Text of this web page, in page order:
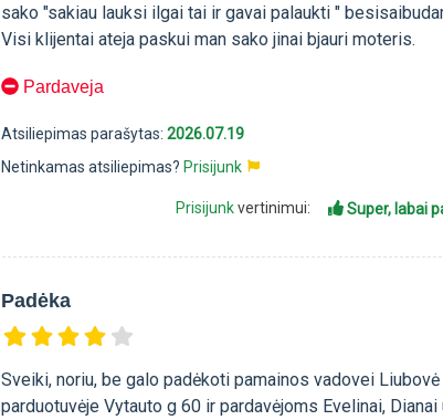
sako "sakiau lauksi ilgai tai ir gavai palaukti "
Visi klijentai ateja paskui man sako jinai bjauri moteris.
Pardaveja
Atsiliepimas parašytas:2026.07.19
Netinkamas atsiliepimas?Prisijunk
Prisijunkvertinimui: Super, labai
Padėka
Sveiki, noriu, be galo padėkoti pamainos vadovei
parduotuvėje Vytauto g 60 ir pardavėjoms Evelinai, Dianai